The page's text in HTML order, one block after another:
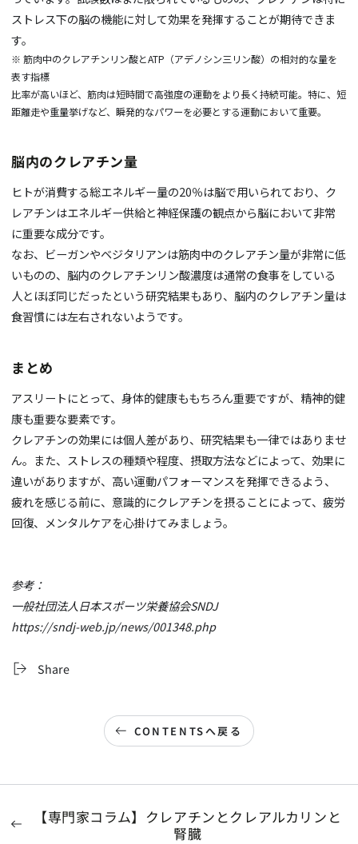
ストレス下の脳の機能に対して効果を発揮することが期待できま
す。
※ 筋肉中のクレアチンリン酸とATP（アデノシン三リン酸）の相対的な量を
表す指標
比率が高いほど、筋肉は短時間で高強度の運動をより長く持続可能。特に、短
距離走や重量挙げなど、瞬発的なパワーを必要とする運動において重要。
脳内のクレアチン量
ヒトが消費する総エネルギー量の20％は脳で用いられており、ク
レアチンはエネルギー供給と神経保護の観点から脳において非常
に重要な成分です。
なお、ビーガンやベジタリアンは筋肉中のクレアチン量が非常に低
いものの、脳内のクレアチンリン酸濃度は通常の食事をしている
人とほぼ同じだったという研究結果もあり、脳内のクレアチン量は
食習慣には左右されないようです。
まとめ
アスリートにとって、身体的健康ももちろん重要ですが、精神的健
康も重要な要素です。
クレアチンの効果には個人差があり、研究結果も一律ではありませ
ん。また、ストレスの種類や程度、摂取方法などによって、効果に
違いがありますが、高い運動パフォーマンスを発揮できるよう、
疲れを感じる前に、意識的にクレアチンを摂ることによって、疲労
回復、メンタルケアを心掛けてみましょう。
参考：
一般社団法人日本スポーツ栄養協会SNDJ
https://sndj-web.jp/news/001348.php
Share
CONTENTSへ戻る
【専門家コラム】クレアチンとクレアルカリンと
腎臓